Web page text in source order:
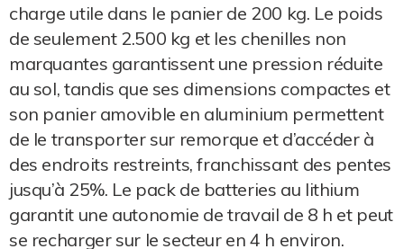
charge utile dans le panier de 200 kg. Le poids
de seulement 2.500 kg et les chenilles non
marquantes garantissent une pression réduite
au sol, tandis que ses dimensions compactes et
son panier amovible en aluminium permettent
de le transporter sur remorque et d’accéder à
des endroits restreints, franchissant des pentes
jusqu’à 25%. Le pack de batteries au lithium
garantit une autonomie de travail de 8 h et peut
se recharger sur le secteur en 4 h environ.